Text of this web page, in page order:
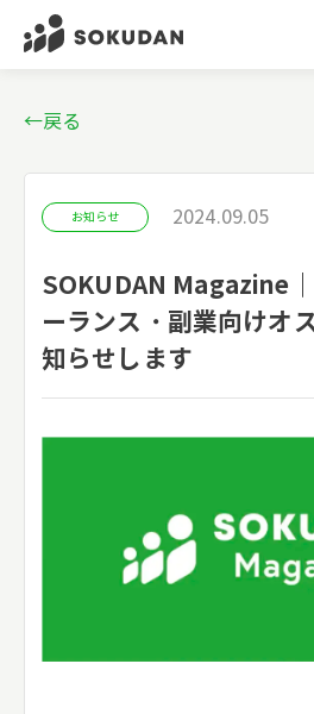
←戻る
お知らせ 2024.09.05
SOKUDAN Magazine
ーランス・副業向けオ
知らせします